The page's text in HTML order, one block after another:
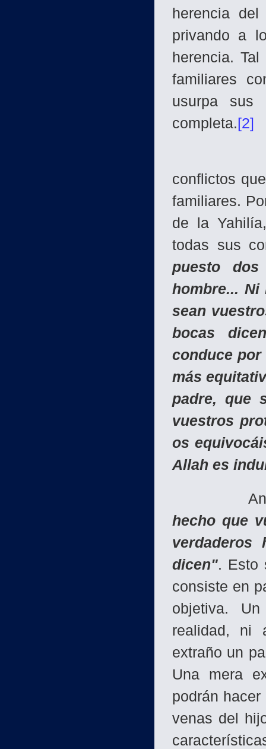
herencia
privando a
herencia.
familiares
usurpa sus
completa. [2]
conflictos
familiares.
de la
todas sus
puesto
hombre...
sean
bocas
conduce
más
padre, que
vuestros
os
Allah es
hecho que
dicen". Esto
consiste en
objetiva.
realidad, ni
extraño un
Una mera
podrán
venas del